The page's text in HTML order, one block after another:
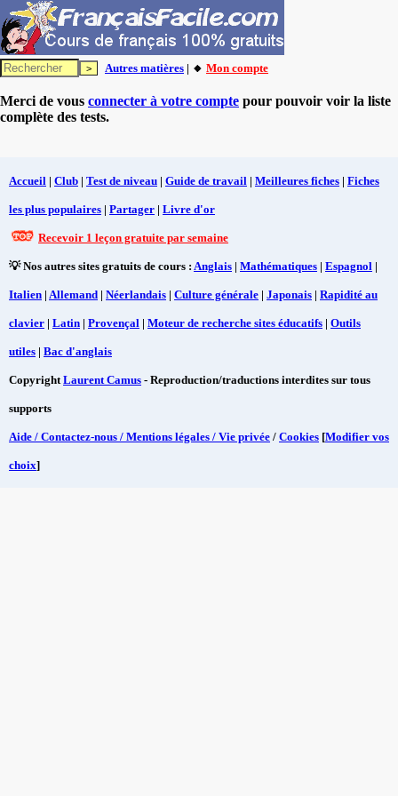
Autres matières | 🔸 Mon compte
Merci de vous connecter à votre compte pour pouvoir voir la liste
complète des tests.
Accueil | Club | Test de niveau | Guide de travail | Meilleures fiches | Fiches
les plus populaires | Partager | Livre d'or
Recevoir 1 leçon gratuite par semaine
💡 Nos autres sites gratuits de cours : Anglais | Mathématiques | Espagnol |
Italien | Allemand | Néerlandais | Culture générale | Japonais | Rapidité au
clavier | Latin | Provençal | Moteur de recherche sites éducatifs | Outils
utiles | Bac d'anglais
CopyrightLaurent Camus - Reproduction/traductions interdites sur tous
supports
Aide / Contactez-nous / Mentions légales / Vie privée / Cookies [Modifier vos
choix]